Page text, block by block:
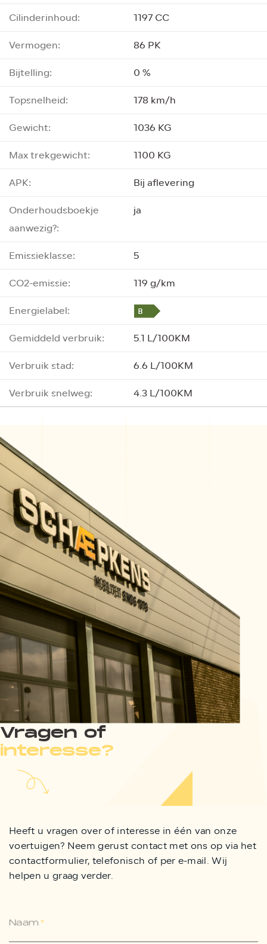
Cilinderinhoud:
1197 CC
Vermogen:
86 PK
Bijtelling:
0 %
Topsnelheid:
178 km/h
Gewicht:
1036 KG
Max trekgewicht:
1100 KG
APK:
Bij aflevering
Onderhoudsboekje
aanwezig?:
ja
Emissieklasse:
5
CO2-emissie:
119 g/km
Energielabel:
Gemiddeld verbruik:
5.1 L/100KM
Verbruik stad:
6.6 L/100KM
Verbruik snelweg:
4.3 L/100KM
Vragen of
interesse?
Heeft u vragen over of interesse in één van onze
voertuigen? Neem gerust contact met ons op via het
contactformulier, telefonisch of per e-mail. Wij
helpen u graag verder.
Naam*